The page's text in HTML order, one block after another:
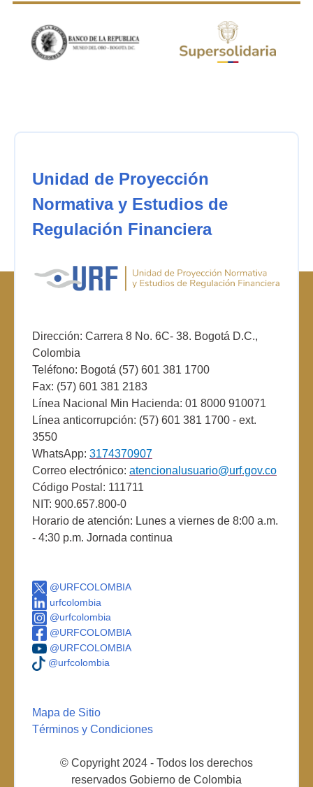
Unidad de Proyección
Normativa y Estudios de
Regulación Financiera
Dirección: Carrera 8 No. 6C- 38. Bogotá D.C.,
Colombia
Teléfono: Bogotá (57) 601 381 1700
Fax: (57) 601 381 2183
Línea Nacional Min Hacienda: 01 8000 910071
Línea anticorrupción: (57) 601 381 1700 - ext.
3550
WhatsApp: 3174370907
Correo electrónico: atencionalusuario@urf.gov.co
Código Postal: 111711
NIT: 900.657.800-0
Horario de atención: Lunes a viernes de 8:00 a.m.
- 4:30 p.m. Jornada continua
@URFCOLOMBIA
urfcolombia
@urfcolombia
@URFCOLOMBIA
@URFCOLOMBIA
@urfcolombia
Mapa de Sitio
Términos y Condiciones
© Copyright 2024 - Todos los derechos
reservados Gobierno de Colombia